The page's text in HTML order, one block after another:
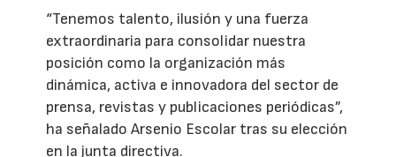
“Tenemos talento, ilusión y una fuerza
extraordinaria para consolidar nuestra
posición como la organización más
dinámica, activa e innovadora del sector de
prensa, revistas y publicaciones periódicas”,
ha señalado Arsenio Escolar tras su elección
en la junta directiva.